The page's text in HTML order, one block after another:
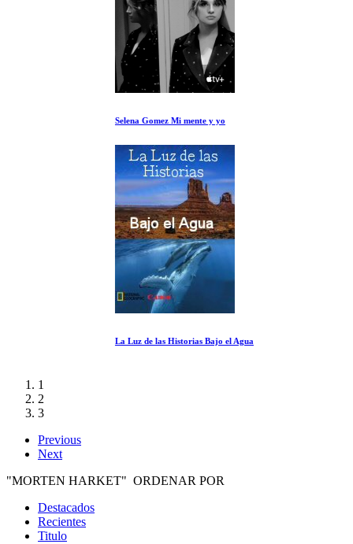
Selena Gomez Mi mente y yo
La Luz de las Historias Bajo el Agua
1
2
3
Previous
Next
"MORTEN HARKET" ORDENAR POR
Destacados
Recientes
Titulo